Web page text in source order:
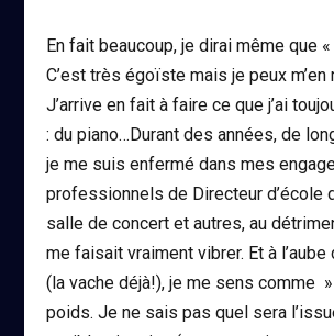
En fait beaucoup, je dirai même que
C’est très égoïste mais je peux m’en
J’arrive en fait à faire ce que j’ai
: du piano…Durant des années, de
je me suis enfermé dans mes
professionnels de Directeur d’école
salle de concert et autres, au
me faisait vraiment vibrer. Et à
(la vache déjà!), je me sens comme
poids. Je ne sais pas quel sera